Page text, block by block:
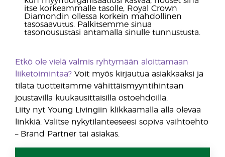
itse korkeammalle tasolle, Royal Crown
Diamondin ollessa korkein mahdollinen
tasosaavutus. Palkitsemme sinua
tasonousustasi antamalla sinulle tunnustusta.
Etkö ole vielä valmis ryhtymään aloittamaan
liiketoimintaa? Voit myös kirjautua asiakkaaksi ja
tilata tuotteitamme vähittäismyyntihintaan
joustavilla kuukausittaisilla ostoehdoilla.
Liity nyt Young Livingiin klikkaamalla alla olevaa
linkkiä. Valitse nykytilanteeseesi sopiva vaihtoehto
– Brand Partner tai asiakas.